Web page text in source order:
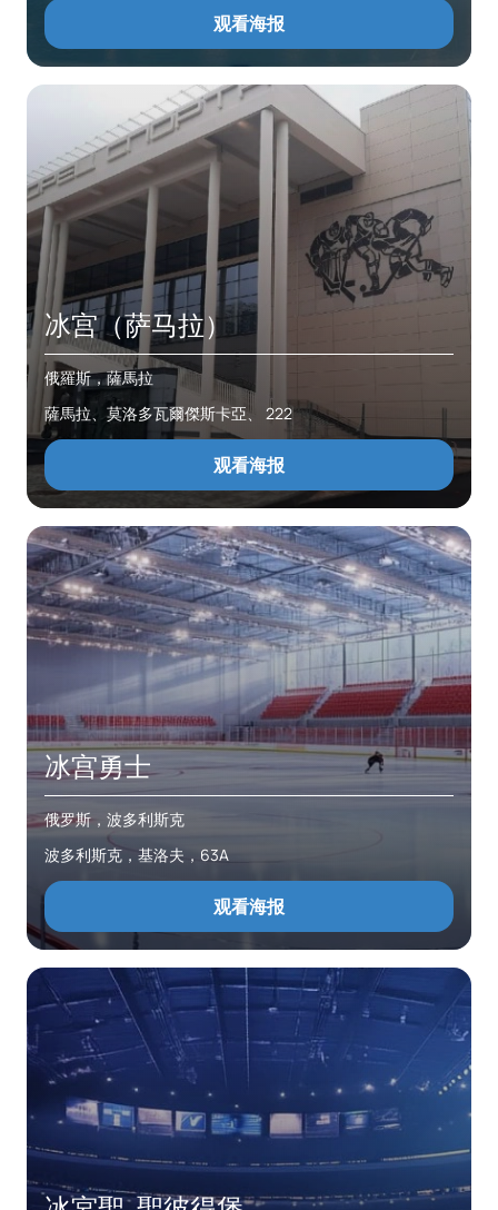
观看海报
冰宫（萨马拉）
俄羅斯，薩馬拉
薩馬拉、莫洛多瓦爾傑斯卡亞、 222
观看海报
冰宫勇士
俄罗斯，波多利斯克
波多利斯克，基洛夫，63A
观看海报